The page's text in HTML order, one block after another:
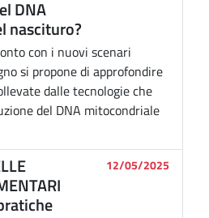
DNA
nascituro?
con i nuovi scenari
si propone di approfondire
dalle tecnologie che
del DNA mitocondriale
12/05/2025